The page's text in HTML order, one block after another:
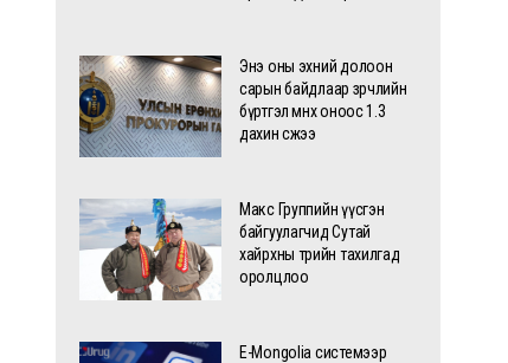
Энэ оны эхний долоон
сарын байдлаар зөрчлийн
бүртгэл өмнөх оноос 1.3
дахин өсжээ
Макс Группийн үүсгэн
байгуулагчид Сутай
хайрхны төрийн тахилгад
оролцлоо
E-Mongolia системээр